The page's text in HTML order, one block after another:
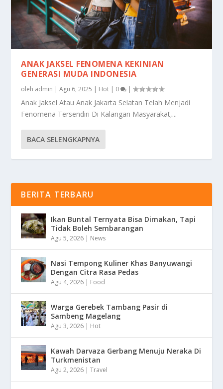
ANAK JAKSEL FENOMENA KEKINIAN
GENERASI MUDA INDONESIA
oleh admin |Agu 6, 2025 | Hot | 0 |
Anak Jaksel Atau Anak Jakarta Selatan Telah Menjadi
Fenomena Tersendiri Di Kalangan Masyarakat,...
BACA SELENGKAPNYA
BERITA TERBARU
Ikan Buntal Ternyata Bisa Dimakan, Tapi
Tidak Boleh Sembarangan
Agu 5, 2026 | News
Nasi Tempong Kuliner Khas Banyuwangi
Dengan Citra Rasa Pedas
Agu 4, 2026 | Food
Warga Gerebek Tambang Pasir di
Sambeng Magelang
Agu 3, 2026 | Hot
Kawah Darvaza Gerbang Menuju Neraka Di
Turkmenistan
Agu 2, 2026 |Travel